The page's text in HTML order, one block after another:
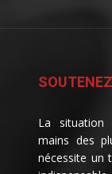
La situation
mains des
nécessite un